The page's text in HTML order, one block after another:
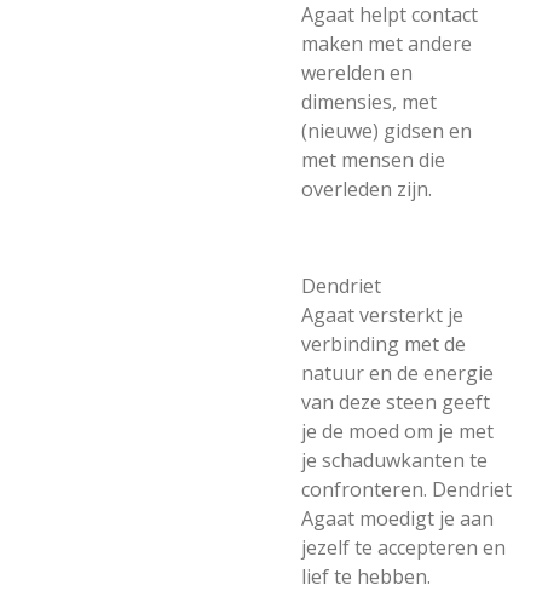
Agaat helpt contact
maken met andere
werelden en
dimensies, met
(nieuwe) gidsen en
met mensen die
overleden zijn.
Dendriet
Agaat versterkt je
verbinding met de
natuur en de energie
van deze steen geeft
je de moed om je met
je schaduwkanten te
confronteren. Dendriet
Agaat moedigt je aan
jezelf te accepteren en
lief te hebben.